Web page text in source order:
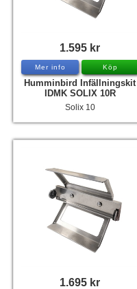
1.595 kr
Mer info Köp
Humminbird Infällningskit
IDMK SOLIX 10R
Solix 10
1.695 kr